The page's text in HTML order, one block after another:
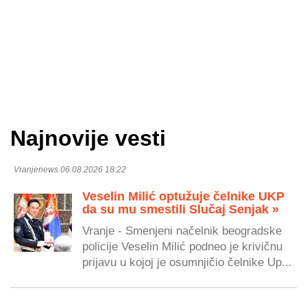
Najnovije vesti
Vranjenews 06.08.2026 18:22
Veselin Milić optužuje čelnike UKP
da su mu smestili Slučaj Senjak »
Vranje - Smenjeni načelnik beogradske
policije Veselin Milić podneo je krivičnu
prijavu u kojoj je osumnjičio čelnike Up...